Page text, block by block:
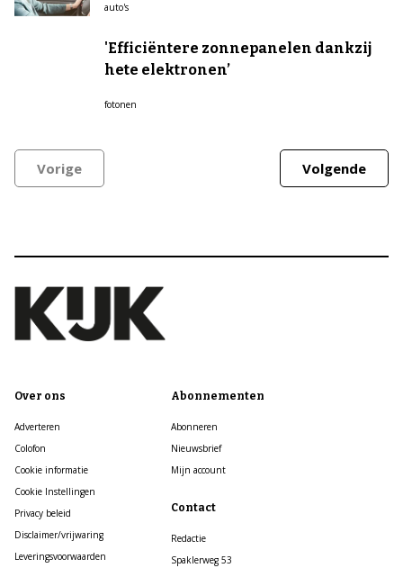
auto's
'Efficiëntere zonnepanelen dankzij
hete elektronen’
fotonen
Vorige Volgende
Over ons
Adverteren
Colofon
Cookie informatie
Cookie Instellingen
Privacy beleid
Disclaimer/vrijwaring
Leveringsvoorwaarden
Abonnementen
Abonneren
Nieuwsbrief
Mijn account
Contact
Redactie
Spaklerweg 53